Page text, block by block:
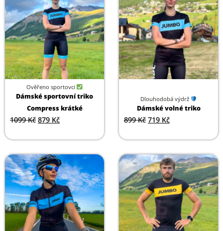
Ověřeno sportovci
Dámské sportovní triko
Compress krátké
1099Kč 879 Kč
Dlouhodobá výdrž
Dámské volné triko
899Kč 719 Kč